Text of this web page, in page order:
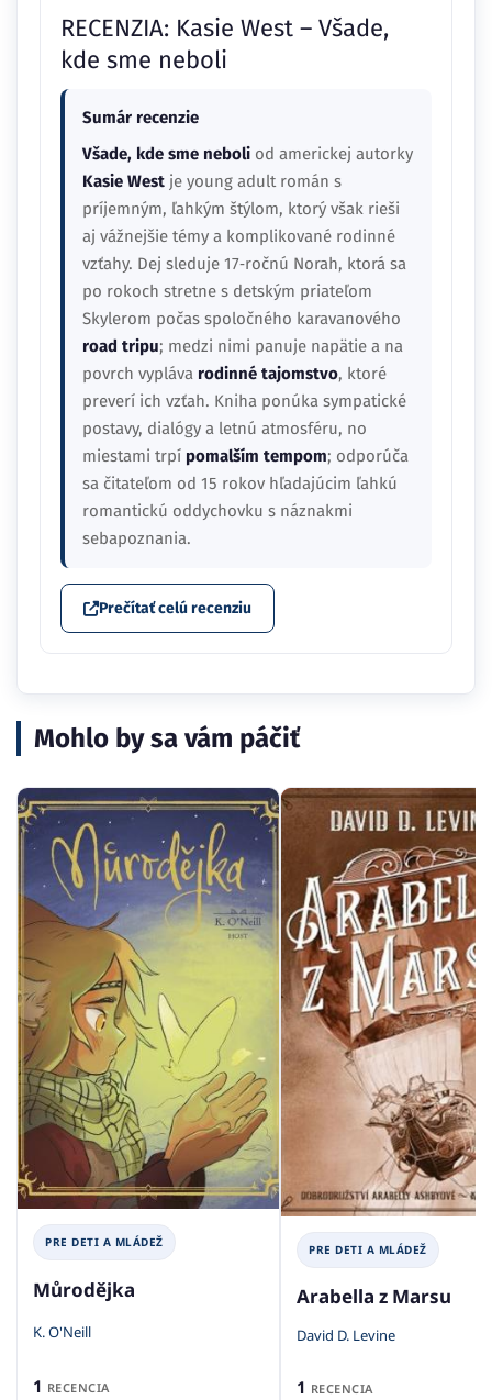
RECENZIA: Kasie West – Všade,
kde sme neboli
Sumár recenzie
Všade, kde sme neboli od americkej autorky
Kasie West je young adult román s
príjemným, ľahkým štýlom, ktorý však rieši
aj vážnejšie témy a komplikované rodinné
vzťahy. Dej sleduje 17‑ročnú Norah, ktorá sa
po rokoch stretne s detským priateľom
Skylerom počas spoločného karavanového
road tripu; medzi nimi panuje napätie a na
povrch vypláva rodinné tajomstvo, ktoré
preverí ich vzťah. Kniha ponúka sympatické
postavy, dialógy a letnú atmosféru, no
miestami trpí pomalším tempom; odporúča
sa čitateľom od 15 rokov hľadajúcim ľahkú
romantickú oddychovku s náznakmi
sebapoznania.
Prečítať celú recenziu
Mohlo by sa vám páčiť
PRE DETI A MLÁDEŽ
Můrodějka
K. O'Neill
1 RECENCIA
PRE DETI A MLÁDEŽ
Arabella z Marsu
David D. Levine
1 RECENCIA